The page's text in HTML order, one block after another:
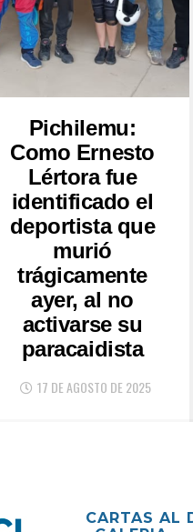
Pichilemu:
Como Ernesto
Lértora fue
identificado el
deportista que
murió
trágicamente
ayer, al no
activarse su
paracaidista
17 DE AGOSTO DE 2025
CARTAS AL